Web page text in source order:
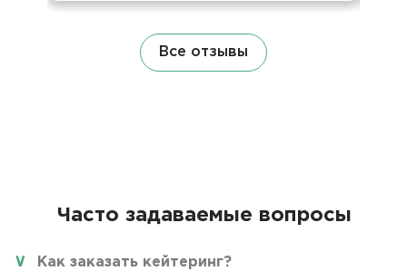
Все отзывы
Часто задаваемые вопросы
Как заказать кейтеринг?